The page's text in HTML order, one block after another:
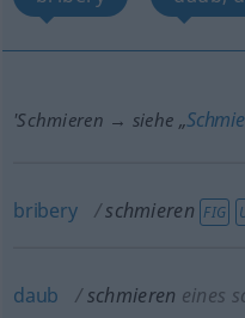
'Schmieren → siehe „
bribery schmieren FIG
daub schmieren eines